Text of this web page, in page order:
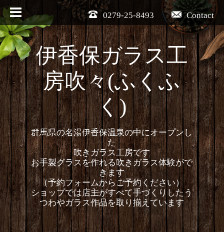
Contact
0279-25-8493
伊香保ガラス工
房吹々(ふくふ
く)
群馬県の名湯伊香保温泉の中にオープンし
た
吹きガラス工房です
お手製グラスを作れる吹きガラス体験がで
きます
（予約フォームからご予約ください）
ショップでは店主がすべて手づくりしたう
つわやガラス作品を取り揃えています